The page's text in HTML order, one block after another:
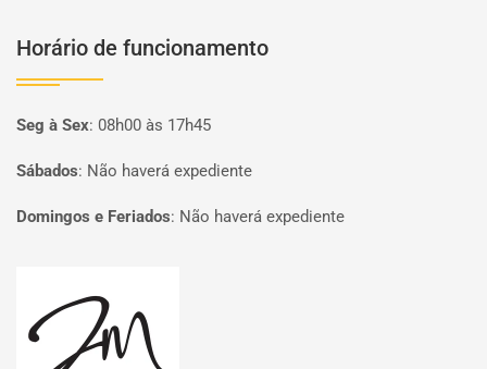
Horário de funcionamento
Seg à Sex: 08h00 às 17h45
Sábados: Não haverá expediente
Domingos e Feriados: Não haverá expediente